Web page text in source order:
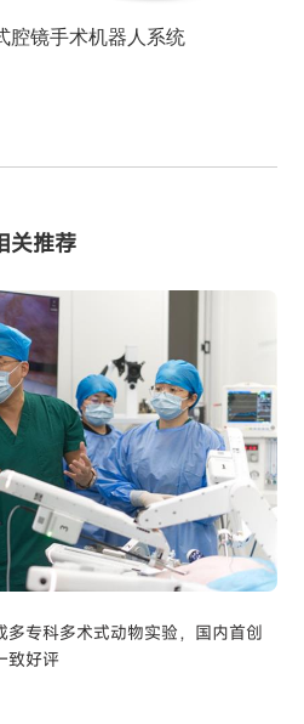
腔镜手术机器人系统
关推荐
专科多术式动物实验，国内首创
致好评